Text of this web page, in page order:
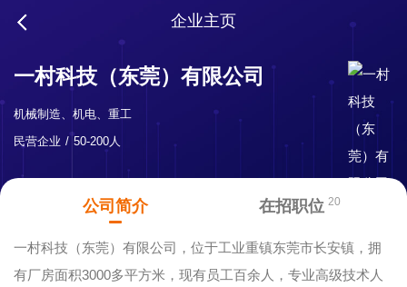
企业主页
一村科技（东莞）有限公司
机械制造、机电、重工
民营企业
50-200人
公司简介 在招职位 20
一村科技（东莞）有限公司，位于工业重镇东莞市长安镇，拥
有厂房面积3000多平方米，现有员工百余人，专业高级技术人